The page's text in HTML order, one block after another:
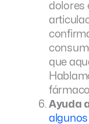
dolores
que
Ayuda
algunos